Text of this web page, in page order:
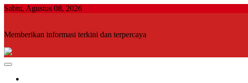
Skip
Sabtu, Agustus 08, 2026
Memberikan informasi terkini dan terpercaya